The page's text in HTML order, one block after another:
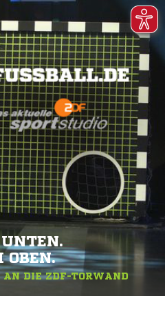
OBEN.
DIE ZDF-TORWAND